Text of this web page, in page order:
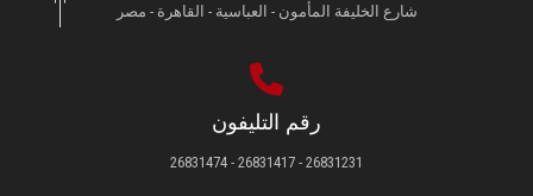
شارع الخليفة المأمون - العباسية - القاهرة - مصر
رقم التليفون
26831231 - 26831417 - 26831474